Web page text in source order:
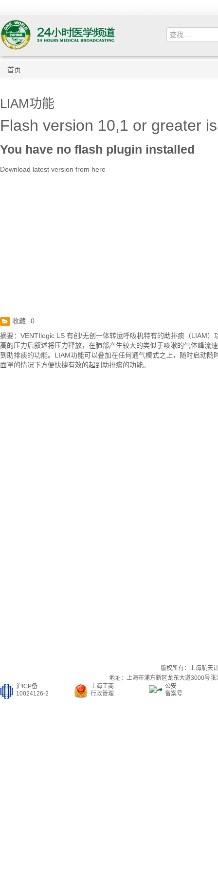
首页
LIAM功能
Flash version 10,1 or greater
You have no flash plugin installed
Download latest version from here
收藏
0
摘要：VENTIlogic LS 有创/无创一体转运呼吸机特有的助排痰（LIAM）
高的压力后叙述将压力释放，在肺部产生较大的类似于咳嗽的气体峰流
到助排痰的功能。LIAM功能可以叠加在任何通气模式之上，随时启动随
面罩的情况下方便快捷有效的起到助排痰的功能。
版权所有：上海航天
地址：上海市浦东新区龙东大道3000号
沪ICP备
10024126-2
上海工商
行政管理
公安
备案号